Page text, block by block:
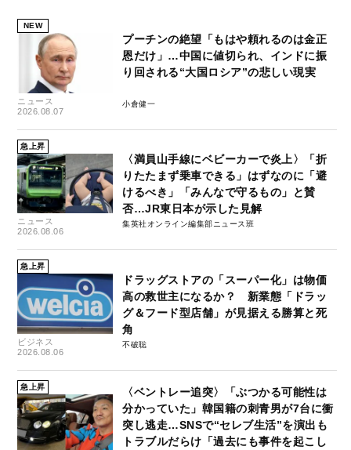
NEW
ニュース
2026.08.07
プーチンの絶望「もはや頼れるのは金正
恩だけ」…中国に値切られ、インドに振
り回される“大国ロシア”の悲しい現実
小倉健一
急上昇
ニュース
2026.08.06
〈満員山手線にベビーカーで炎上〉「折
りたたまず乗車できる」はずなのに「避
けるべき」「みんなで守るもの」と賛
否…JR東日本が示した見解
集英社オンライン編集部ニュース班
急上昇
ビジネス
2026.08.06
ドラッグストアの「スーパー化」は物価
高の救世主になるか？ 新業態「ドラッ
グ＆フード型店舗」が見据える勝算と死
角
不破聡
急上昇
〈ベントレー追突〉「ぶつかる可能性は
分かっていた」韓国籍の刺青男が7台に衝
突し逃走…SNSで“セレブ生活”を演出も
トラブルだらけ「過去にも事件を起こし